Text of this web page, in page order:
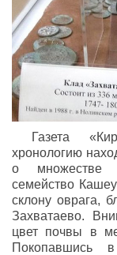
Газета
хронологию
о множестве
семейство
склону оврага,
Захватаево.
цвет почвы в
Покопавшись